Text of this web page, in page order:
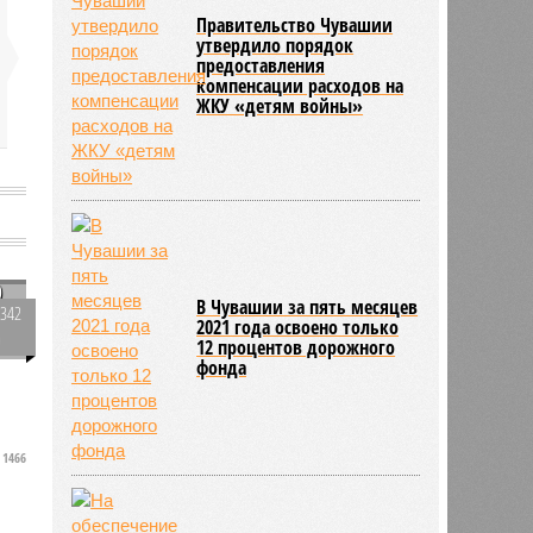
1466
Правительство Чувашии
утвердило порядок
предоставления
компенсации расходов на
ЖКУ «детям войны»
В Чувашии за пять месяцев
2021 года освоено только
12 процентов дорожного
фонда